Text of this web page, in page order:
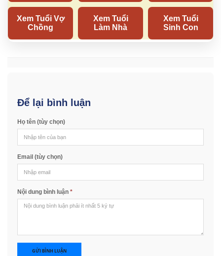
Để lại bình luận
Họ tên (tùy chọn)
Email (tùy chọn)
Nội dung bình luận *
GỬI BÌNH LUẬN